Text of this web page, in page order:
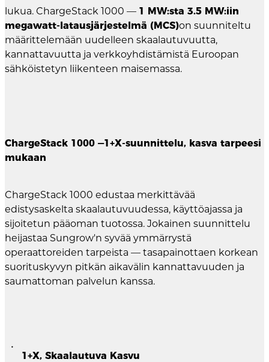
lukua. ChargeStack 1000 — 1 MW:sta 3.5 MW:iin
megawatt-latausjärjestelmä (MCS)on suunniteltu
määrittelemään uudelleen skaalautuvuutta,
kannattavuutta ja verkkoyhdistämistä Euroopan
sähköistetyn liikenteen maisemassa.
ChargeStack 1000 —1+X-suunnittelu, kasva tarpeesi
mukaan
ChargeStack 1000 edustaa merkittävää
edistysaskelta skaalautuvuudessa, käyttöajassa ja
sijoitetun pääoman tuotossa. Jokainen suunnittelu
heijastaa Sungrow'n syvää ymmärrystä
operaattoreiden tarpeista — tasapainottaen korkean
suorituskyvyn pitkän aikavälin kannattavuuden ja
saumattoman palvelun kanssa.
1+X, Skaalautuva Kasvu